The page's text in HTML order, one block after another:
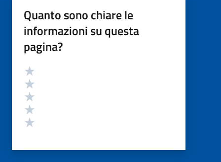
Quanto sono chiare le
informazioni su questa
pagina?
Valutazione